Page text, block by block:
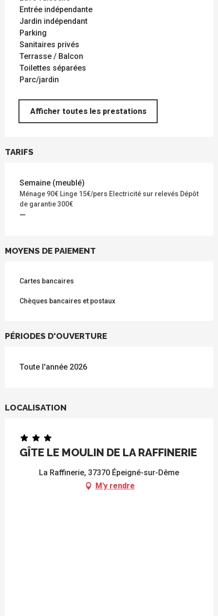
Entrée indépendante
Jardin indépendant
Parking
Sanitaires privés
Terrasse / Balcon
Toilettes séparées
Parc/jardin
Afficher toutes les prestations
TARIFS
Semaine (meublé)
Ménage 90€ Linge 15€/pers Electricité sur relevés Dépôt
de garantie 300€
—
MOYENS DE PAIEMENT
Cartes bancaires
Chèques bancaires et postaux
PÉRIODES D'OUVERTURE
Toute l'année 2026
LOCALISATION
GÎTE LE MOULIN DE LA RAFFINERIE
La Raffinerie, 37370 Épeigné-sur-Dême
M'y rendre